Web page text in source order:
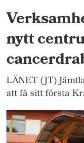
nytt
LÄNET (JT)
att få sitt första